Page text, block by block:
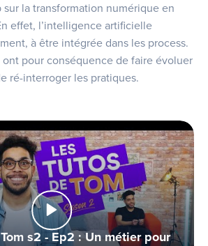
la transformation numérique en
effet, l’intelligence artificielle
à être intégrée dans les process.
pour conséquence de faire évoluer
ré-interroger les pratiques.
s2 - Ep2 : Un métier pour